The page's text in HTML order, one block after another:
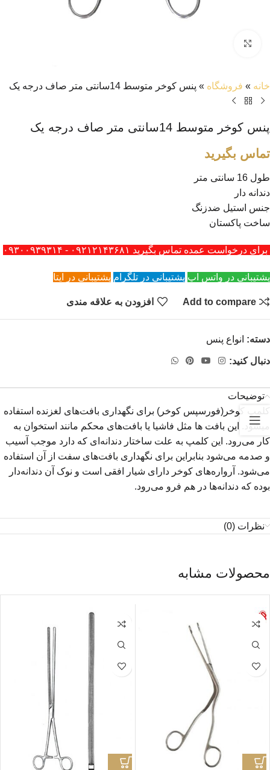
خانه » فروشگاه » پنس کوخر متوسط 14سانتی متر صاف درجه یک
پنس کوخر متوسط 14سانتی متر صاف درجه یک
تماس بگیرید
طول 16 سانتی متر
دندانه دار
جنس استیل ضدزنگ
ساخت پاکستان
برای درخواست عمده تماس بگیرید ۰۹۲۱۲۱۴۳۶۸۱ - ۰۹۳۰۰۹۳۹۳۱۴
پشتیبانی در واتس اپ پشتیبانی در تلگرام پشتیبانی در ایتا
Add to compare افزودن به علاقه مندی
دسته: انواع پنس
دنبال کنید:
توضیحات
کلمپ کوخر(فورسپس کوخر) برای نگهداری بافت‌های لغزنده استفاده
میشود. این بافت ها مثل فاشیا یا بافت‌های محکم مانند استخوان به
کار می‌رود. این کلمپ به علت ساختار دندانه‌ای که دارد موجب آسیب
و صدمه می‌شود بنابراین برای نگهداری بافت‌های سفت از آن استفاده
می‌شود. آرواره‌های کوخر دارای شیار افقی است و نوک آن دندانه‌دار
بوده که دندانه‌ها در هم فرو می‌رود.
نظرات (0)
محصولات مشابه